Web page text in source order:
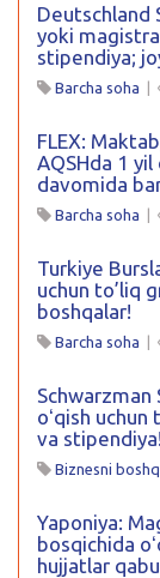
Deutschland
yoki
stipendiya;
Barcha soha |
FLEX:
AQSHda 1
davomida
Barcha soha |
Turkiye
uchun to’liq
boshqalar!
Barcha soha |
oʻqish
va stipendiya!
Biznesni
Yaponiya:
bosqichida
hujjatlar